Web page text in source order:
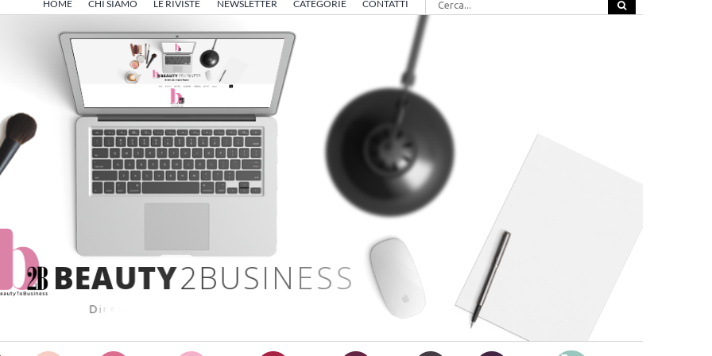
HOME CHI SIAMO LE RIVISTE NEWSLETTER CATEGORIE CONTATTI
per:
BEAUTY2BUSINE SS
Dir